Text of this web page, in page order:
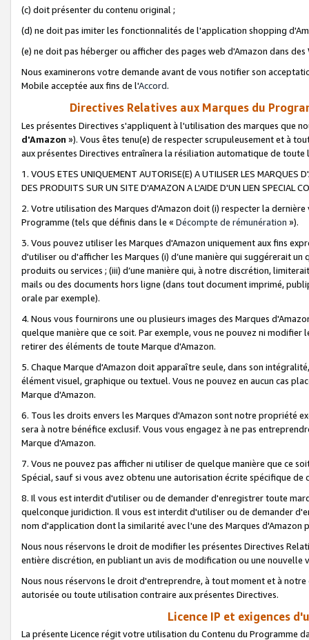
(c) doit présenter du contenu original ;
(d) ne doit pas imiter les fonctionnalités de l'application shopping
(e) ne doit pas héberger ou afficher des pages web d'Amazon dans
Nous examinerons votre demande avant de vous notifier son
Mobile acceptée aux fins de l'Accord.
Directives Relatives aux Marques du
Les présentes Directives s'appliquent à l'utilisation des marques que
d'Amazon »). Vous êtes tenu(e) de respecter scrupuleusement et à
aux présentes Directives entraînera la résiliation automatique de
1. VOUS ETES UNIQUEMENT AUTORISE(E) A UTILISER LES MARQUES
DES PRODUITS SUR UN SITE D'AMAZON A L'AIDE D'UN LIEN SPECIAL
2. Votre utilisation des Marques d'Amazon doit (i) respecter la
Programme (tels que définis dans le « Décompte de rémunération »).
3. Vous pouvez utiliser les Marques d'Amazon uniquement aux fins
d'utiliser ou d'afficher les Marques (i) d’une manière qui suggérerait
produits ou services ; (iii) d’une manière qui, à notre discrétion,
mails ou des documents hors ligne (dans tout document imprimé,
orale par exemple).
4. Nous vous fournirons une ou plusieurs images des Marques
quelque manière que ce soit. Par exemple, vous ne pouvez ni
retirer des éléments de toute Marque d'Amazon.
5. Chaque Marque d'Amazon doit apparaître seule, dans son
élément visuel, graphique ou textuel. Vous ne pouvez en aucun cas
Marque d'Amazon.
6. Tous les droits envers les Marques d'Amazon sont notre propriété
sera à notre bénéfice exclusif. Vous vous engagez à ne pas
Marque d'Amazon.
7. Vous ne pouvez pas afficher ni utiliser de quelque manière que ce
Spécial, sauf si vous avez obtenu une autorisation écrite spécifique de
8. Il vous est interdit d'utiliser ou de demander d'enregistrer toute
quelconque juridiction. Il vous est interdit d'utiliser ou de demander
nom d'application dont la similarité avec l'une des Marques
Nous nous réservons le droit de modifier les présentes Directives
entière discrétion, en publiant un avis de modification ou une nouvelle
Nous nous réservons le droit d'entreprendre, à tout moment et à
autorisée ou toute utilisation contraire aux présentes Directives.
Licence IP et exigences
La présente Licence régit votre utilisation du Contenu du Programme